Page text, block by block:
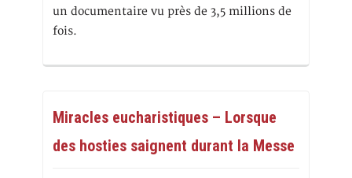
un documentaire vu près de 3,5 millions de
fois.
Miracles eucharistiques – Lorsque
des hosties saignent durant la Messe